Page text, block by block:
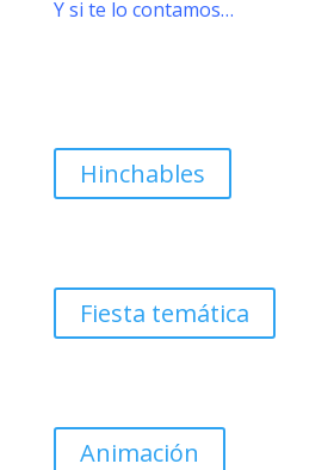
Y si te lo contamos…
Hinchables
Fiesta temática
Animación